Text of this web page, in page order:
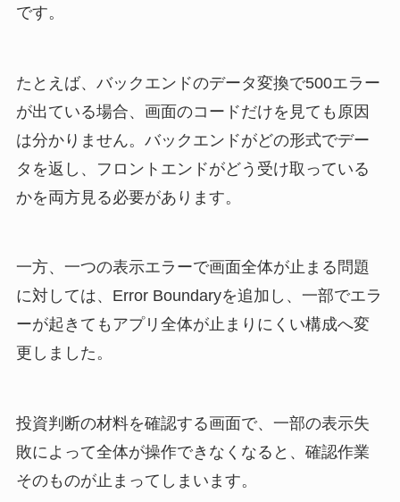
です。
たとえば、バックエンドのデータ変換で500エラー
が出ている場合、画面のコードだけを見ても原因
は分かりません。バックエンドがどの形式でデー
タを返し、フロントエンドがどう受け取っている
かを両方見る必要があります。
一方、一つの表示エラーで画面全体が止まる問題
に対しては、Error Boundaryを追加し、一部でエラ
ーが起きてもアプリ全体が止まりにくい構成へ変
更しました。
投資判断の材料を確認する画面で、一部の表示失
敗によって全体が操作できなくなると、確認作業
そのものが止まってしまいます。